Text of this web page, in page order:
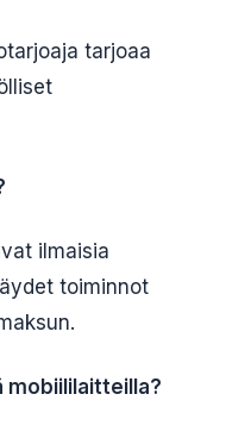
tarjoaa
ilmaisia
toiminnot
mobiililaitteilla?